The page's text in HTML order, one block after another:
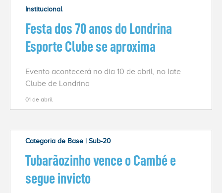
Institucional
Festa dos 70 anos do Londrina
Esporte Clube se aproxima
Evento acontecerá no dia 10 de abril, no Iate
Clube de Londrina
01 de abril
Categoria de Base | Sub-20
Tubarãozinho vence o Cambé e
segue invicto